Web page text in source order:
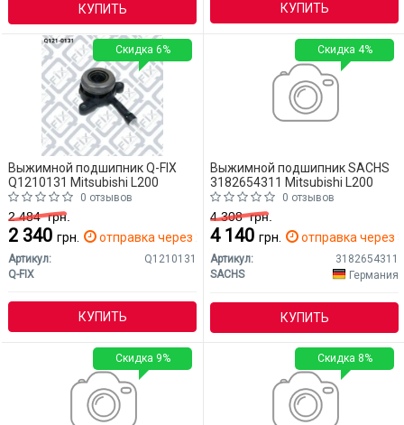
КУПИТЬ КУПИТЬ
Выжимной подшипник Q-FIX
Q1210131 Mitsubishi L200
0 отзывов
2 484грн.
2 340 грн. отправка через 2 дн.
Артикул:
Q1210131
Q-FIX
КУПИТЬ
Скидка 6%
Выжимной подшипник SACHS
3182654311 Mitsubishi L200
0 отзывов
4 308грн.
4 140 грн. отправка через
Артикул:
3182654311
SACHS
Германия
КУПИТЬ
Скидка 4%
Скидка 9% Скидка 8%